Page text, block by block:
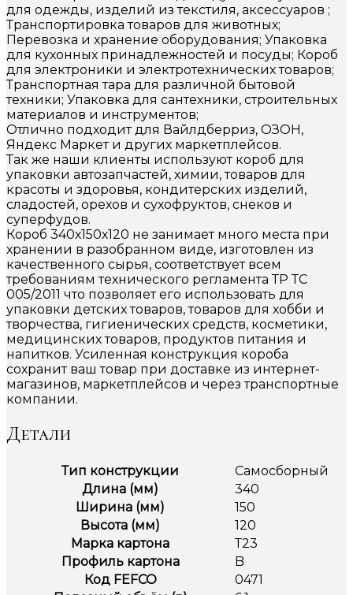
для одежды, изделий из текстиля, аксессуаров ;
Транспортировка товаров для животных;
Перевозка и хранение оборудования; Упаковка
для кухонных принадлежностей и посуды; Короб
для электроники и электротехнических товаров;
Транспортная тара для различной бытовой
техники; Упаковка для сантехники, строительных
материалов и инструментов;
Отлично подходит для Вайлдберриз, ОЗОН,
Яндекс Маркет и других маркетплейсов.
Так же наши клиенты используют короб для
упаковки автозапчастей, химии, товаров для
красоты и здоровья, кондитерских изделий,
сладостей, орехов и сухофруктов, снеков и
суперфудов.
Короб 340х150х120 не занимает много места при
хранении в разобранном виде, изготовлен из
качественного сырья, соответствует всем
требованиям технического регламента ТР ТС
005/2011 что позволяет его использовать для
упаковки детских товаров, товаров для хобби и
творчества, гигиенических средств, косметики,
медицинских товаров, продуктов питания и
напитков. Усиленная конструкция короба
сохранит ваш товар при доставке из интернет-
магазинов, маркетплейсов и через транспортные
компании.
Детали
Тип конструкции
Самосборный
Длина (мм)
340
Ширина (мм)
150
Высота (мм)
120
Марка картона
Т23
Профиль картона
B
Код FEFCO
0471